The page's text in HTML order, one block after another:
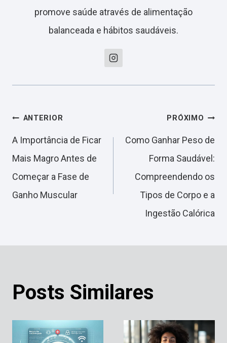
promove saúde através de alimentação
balanceada e hábitos saudáveis.
Navegação
de
Post
ANTERIOR
A Importância de Ficar
Mais Magro Antes de
Começar a Fase de
Ganho Muscular
PRÓXIMO
Como Ganhar Peso de
Forma Saudável:
Compreendendo os
Tipos de Corpo e a
Ingestão Calórica
Posts Similares